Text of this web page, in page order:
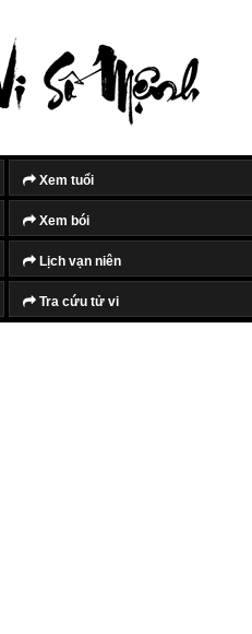
Xem tuổi
Xem bói
Lịch vạn niên
Tra cứu tử vi